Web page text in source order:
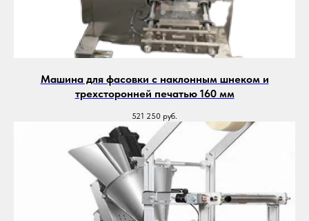
Машина для фасовки с наклонным шнеком и
трехсторонней печатью 160 мм
521 250 руб.